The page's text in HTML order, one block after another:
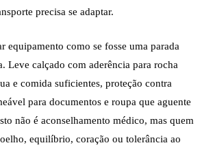
precisa se adaptar.
equipamento como se fosse uma parada
Leve calçado com aderência para rocha
e comida suficientes, proteção contra
para documentos e roupa que aguente
não é aconselhamento médico, mas quem
equilíbrio, coração ou tolerância ao